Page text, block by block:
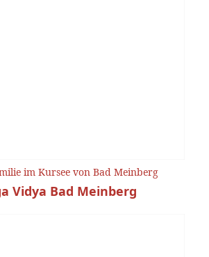
im Kursee von Bad Meinberg
Vidya Bad Meinberg